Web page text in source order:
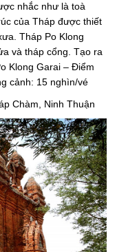
nhắc như là toà
của Tháp được thiết
Tháp Po Klong
và tháp cổng. Tạo ra
Klong Garai – Điểm
cảnh: 15 nghìn/vé
Chàm, Ninh Thuận